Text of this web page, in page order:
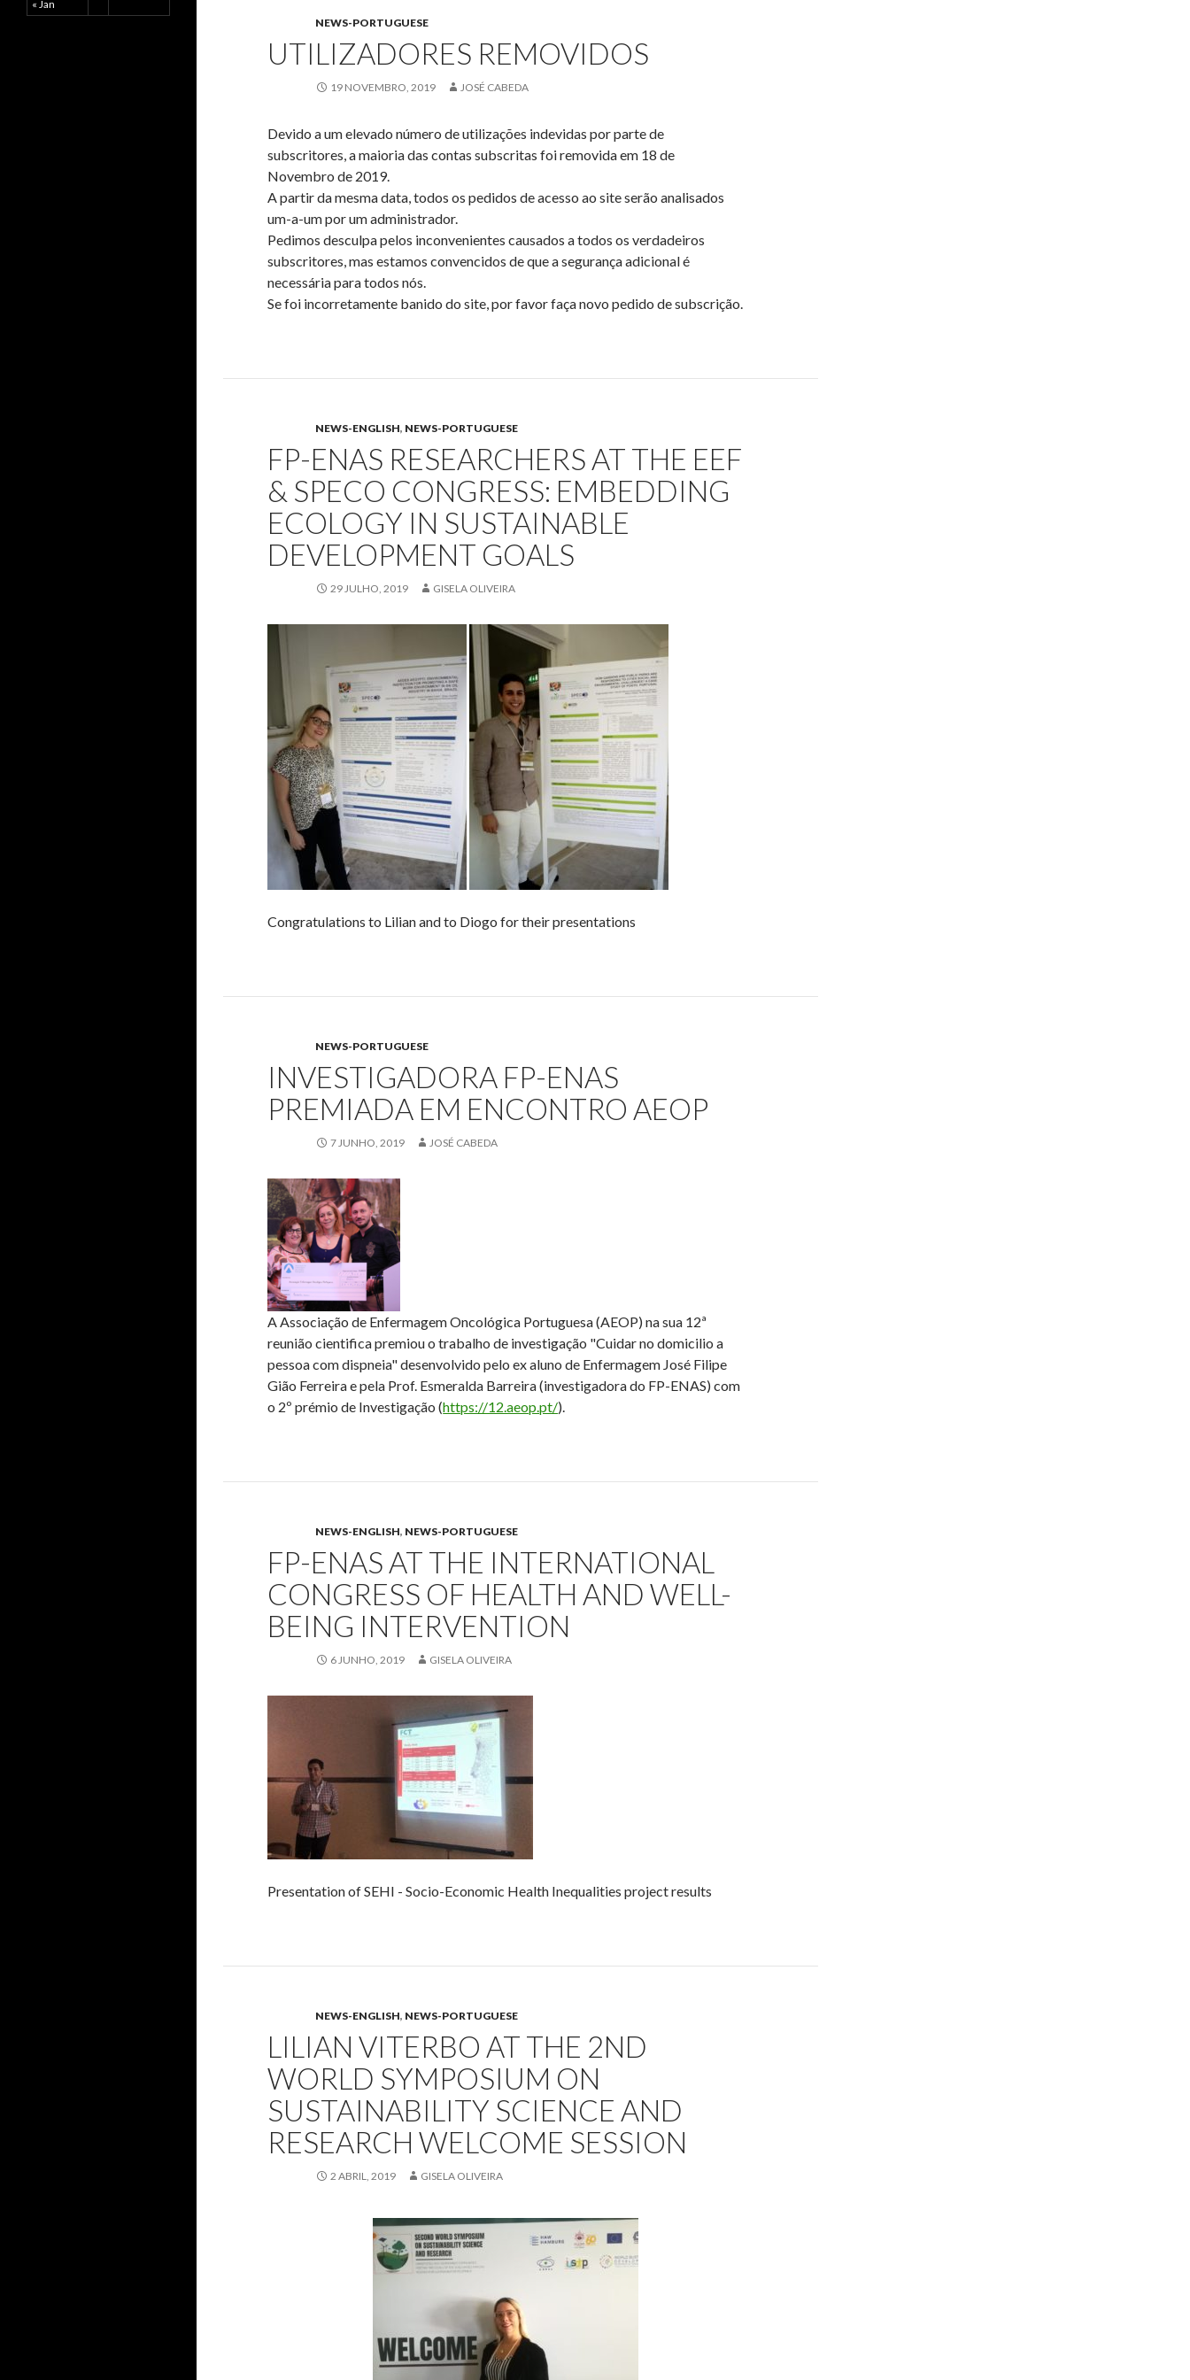
NEWS-PORTUGUESE
UTILIZADORES REMOVIDOS
19 NOVEMBRO, 2019 JOSÉ CABEDA
Devido a um elevado número de utilizações indevidas por parte de
subscritores, a maioria das contas subscritas foi removida em 18 de
Novembro de 2019.
A partir da mesma data, todos os pedidos de acesso ao site serão analisados
um-a-um por um administrador.
Pedimos desculpa pelos inconvenientes causados a todos os verdadeiros
subscritores, mas estamos convencidos de que a segurança adicional é
necessária para todos nós.
Se foi incorretamente banido do site, por favor faça novo pedido de subscrição.
NEWS-ENGLISH, NEWS-PORTUGUESE
FP-ENAS RESEARCHERS AT THE EEF
& SPECO CONGRESS: EMBEDDING
ECOLOGY IN SUSTAINABLE
DEVELOPMENT GOALS
29 JULHO, 2019 GISELA OLIVEIRA
Congratulations to Lilian and to Diogo for their presentations
NEWS-PORTUGUESE
INVESTIGADORA FP-ENAS
PREMIADA EM ENCONTRO AEOP
7 JUNHO, 2019 JOSÉ CABEDA
A Associação de Enfermagem Oncológica Portuguesa (AEOP) na sua 12ª
reunião cientifica premiou o trabalho de investigação "Cuidar no domicilio a
pessoa com dispneia" desenvolvido pelo ex aluno de Enfermagem José Filipe
Gião Ferreira e pela Prof. Esmeralda Barreira (investigadora do FP-ENAS) com
o 2º prémio de Investigação (https://12.aeop.pt/).
NEWS-ENGLISH, NEWS-PORTUGUESE
FP-ENAS AT THE INTERNATIONAL
CONGRESS OF HEALTH AND WELL-
BEING INTERVENTION
6 JUNHO, 2019 GISELA OLIVEIRA
Presentation of SEHI - Socio-Economic Health Inequalities project results
NEWS-ENGLISH, NEWS-PORTUGUESE
LILIAN VITERBO AT THE 2ND
WORLD SYMPOSIUM ON
SUSTAINABILITY SCIENCE AND
RESEARCH WELCOME SESSION
2 ABRIL, 2019 GISELA OLIVEIRA
« Jan